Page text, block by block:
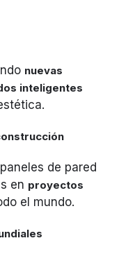
nuevas
inteligentes
de pared
en proyectos
el mundo.